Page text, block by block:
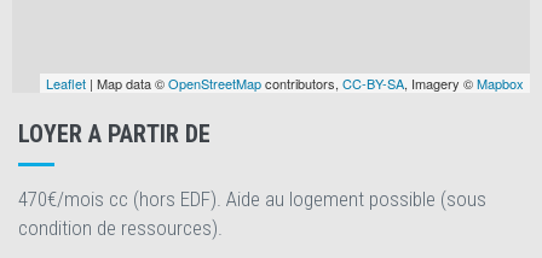
Leaflet | Map data ©OpenStreetMapcontributors, CC-BY-SA, Imagery ©Mapbox
LOYER A PARTIR DE
470€/mois cc (hors EDF). Aide au logement possible (sous
condition de ressources).